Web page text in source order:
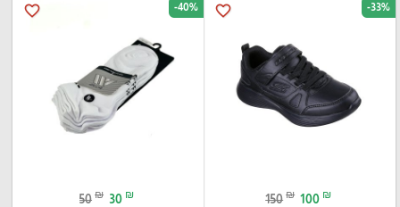
favorite_border -33%
150 ₪ 100 ₪
favorite_border -40%
50 ₪ 30 ₪